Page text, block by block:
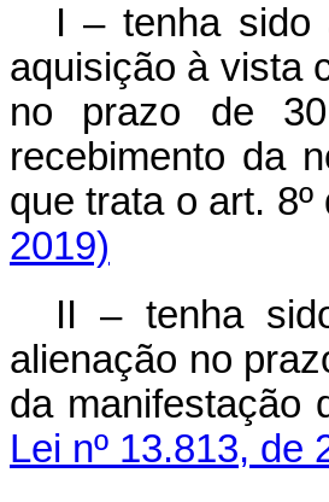
I – tenha sido
aquisição à vista
no prazo de
recebimento da
que trata o art. 8º
2019)
II – tenha
alienação no
da
Lei nº 13.813, de